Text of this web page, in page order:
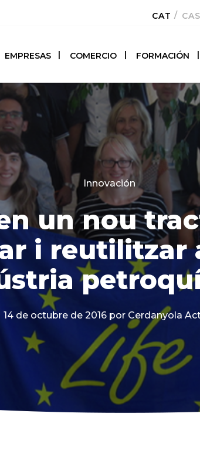
CATALÀ
EMPRESAS COMERCIO FORMACIÓN
Categories
Innovación
un nou
i reutilitzar
14 de octubre de 2016 por Cerdanyola